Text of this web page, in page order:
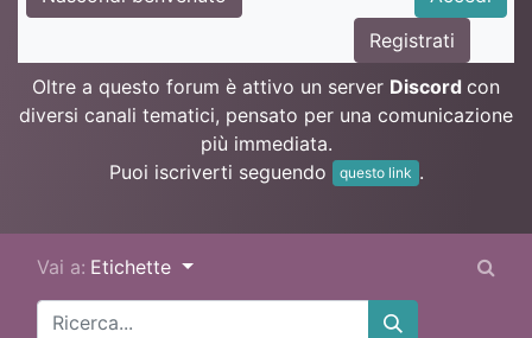
Registrati
Oltre a questo forum è attivo un server Discord con
diversi canali tematici, pensato per una comunicazione
più immediata.
Puoi iscriverti seguendo
questo link .
Vai a: Etichette